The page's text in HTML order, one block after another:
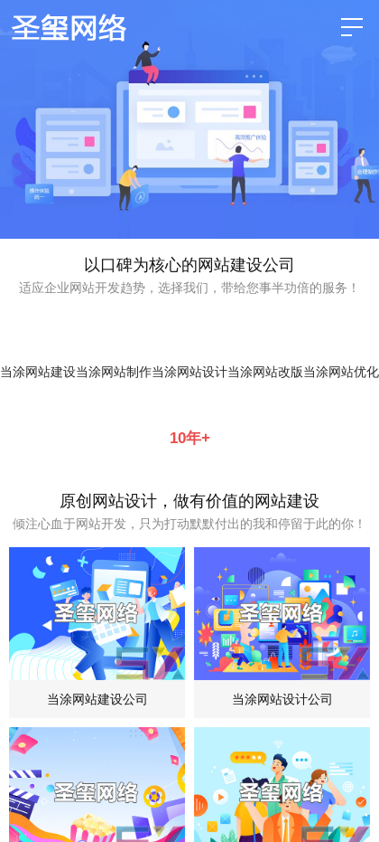
以口碑为核心的网站建设公司
适应企业网站开发趋势，选择我们，带给您事半功倍的服务！
当涂网站建设当涂网站制作当涂网站设计当涂网站改版当涂网站优化
10年+
原创网站设计，做有价值的网站建设
倾注心血于网站开发，只为打动默默付出的我和停留于此的你！
当涂网站建设公司 当涂网站设计公司